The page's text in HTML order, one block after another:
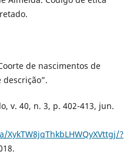
de nascimentos de
descrição”.
v. 40, n. 3, p. 402-413, jun.
?